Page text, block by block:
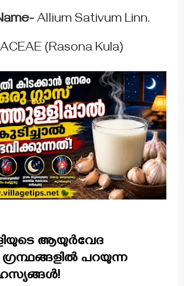
Allium Sativum Linn.
(Rasona Kula)
ആയുർവേദ
പറയുന്ന